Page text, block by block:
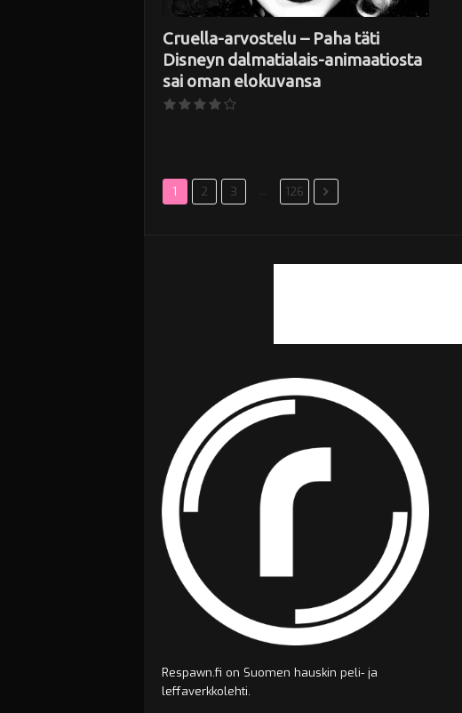
Cruella-arvostelu – Paha täti
Disneyn dalmatialais-animaatiosta
sai oman elokuvansa
1 2 3 ... 126
Respawn.fi on Suomen hauskin peli- ja
leffaverkkolehti.